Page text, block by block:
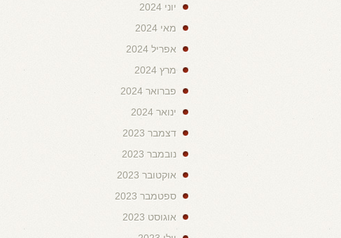
יוני 2024
מאי 2024
אפריל 2024
מרץ 2024
פברואר 2024
ינואר 2024
דצמבר 2023
נובמבר 2023
אוקטובר 2023
ספטמבר 2023
אוגוסט 2023